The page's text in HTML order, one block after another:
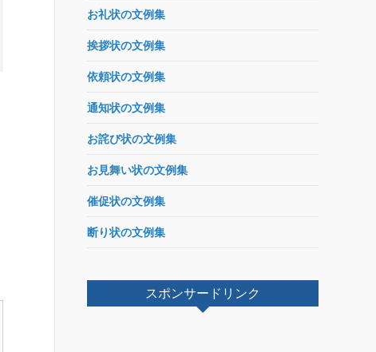
お礼状の文例集
挨拶状の文例集
依頼状の文例集
通知状の文例集
お詫び状の文例集
お見舞い状の文例集
催促状の文例集
断り状の文例集
スポンサードリンク